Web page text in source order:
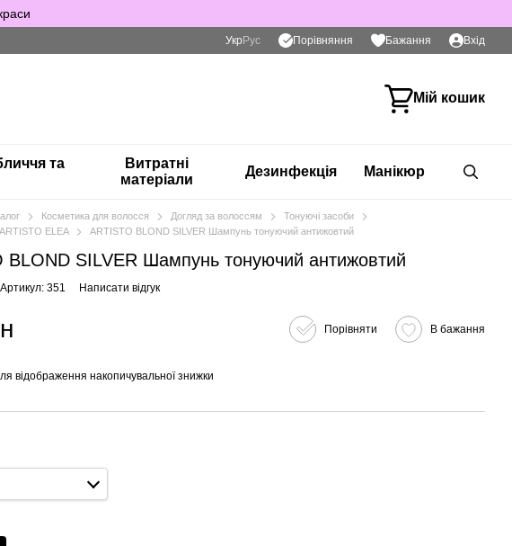
Укр Рус Порівняння Бажання Вхід
Мій кошик
та
Витратні
матеріали
Дезинфекція Манікюр
Косметика для волосся Догляд за волоссям
Тонуючі засоби
ELEA
ARTISTO BLOND SILVER Шампунь тонуючий антижовтий
BLOND SILVER Шампунь тонуючий антижовтий
Артикул: 351 Написати відгук
Порівняти В бажання
відображення накопичувальної знижки